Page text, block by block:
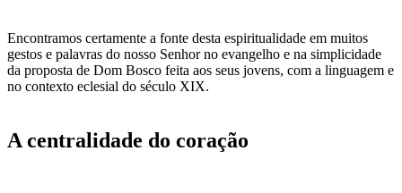
Encontramos certamente a fonte desta espiritualidade em muitos
gestos e palavras do nosso Senhor no evangelho e na simplicidade
da proposta de Dom Bosco feita aos seus jovens, com a linguagem e
no contexto eclesial do século XIX.
A centralidade do coração